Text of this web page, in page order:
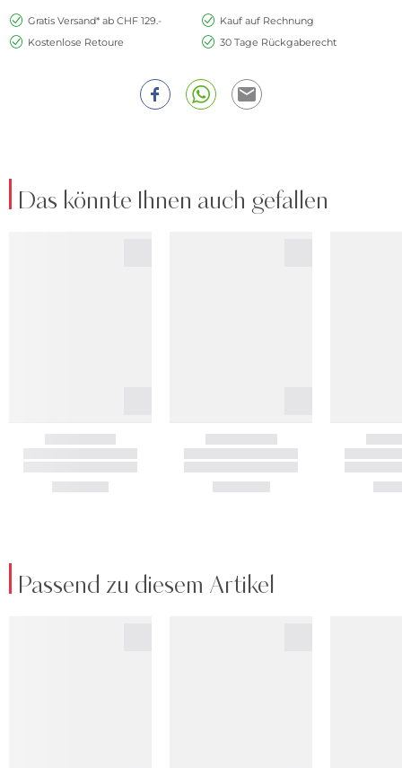
Gratis Versand* ab CHF 129.-
Kauf auf Rechnung
Kostenlose Retoure
30 Tage Rückgaberecht
Das könnte Ihnen auch gefallen
Passend zu diesem Artikel